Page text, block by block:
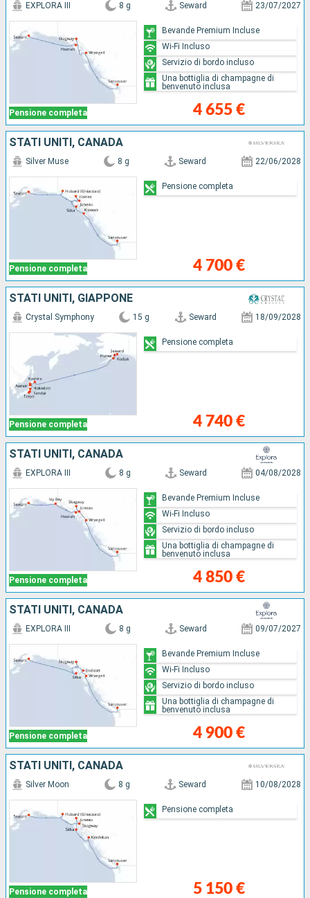
Pensione completa
EXPLORA III 8 g Seward 23/07/2027
4 655 €
Bevande Premium Incluse
Wi-Fi Incluso
Servizio di bordo incluso
Una bottiglia di champagne di
benvenuto inclusa
STATI UNITI, CANADA
Pensione completa
Silver Muse 8 g Seward 22/06/2028
4 700 €
Pensione completa
STATI UNITI, GIAPPONE
Pensione completa
Crystal Symphony 15 g Seward 18/09/2028
4 740 €
Pensione completa
STATI UNITI, CANADA
Pensione completa
EXPLORA III 8 g Seward 04/08/2028
4 850 €
Bevande Premium Incluse
Wi-Fi Incluso
Servizio di bordo incluso
Una bottiglia di champagne di
benvenuto inclusa
STATI UNITI, CANADA
Pensione completa
EXPLORA III 8 g Seward 09/07/2027
4 900 €
Bevande Premium Incluse
Wi-Fi Incluso
Servizio di bordo incluso
Una bottiglia di champagne di
benvenuto inclusa
STATI UNITI, CANADA
Pensione completa
Silver Moon 8 g Seward 10/08/2028
5 150 €
Pensione completa